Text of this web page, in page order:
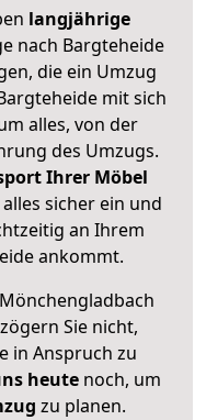
langjährige
nach Bargteheide
die ein Umzug
mit sich
alles, von der
des Umzugs.
Ihrer Möbel
sicher ein und
an Ihrem
ankommt.
Sie nicht,
in Anspruch zu
heutenoch, um
zu planen.